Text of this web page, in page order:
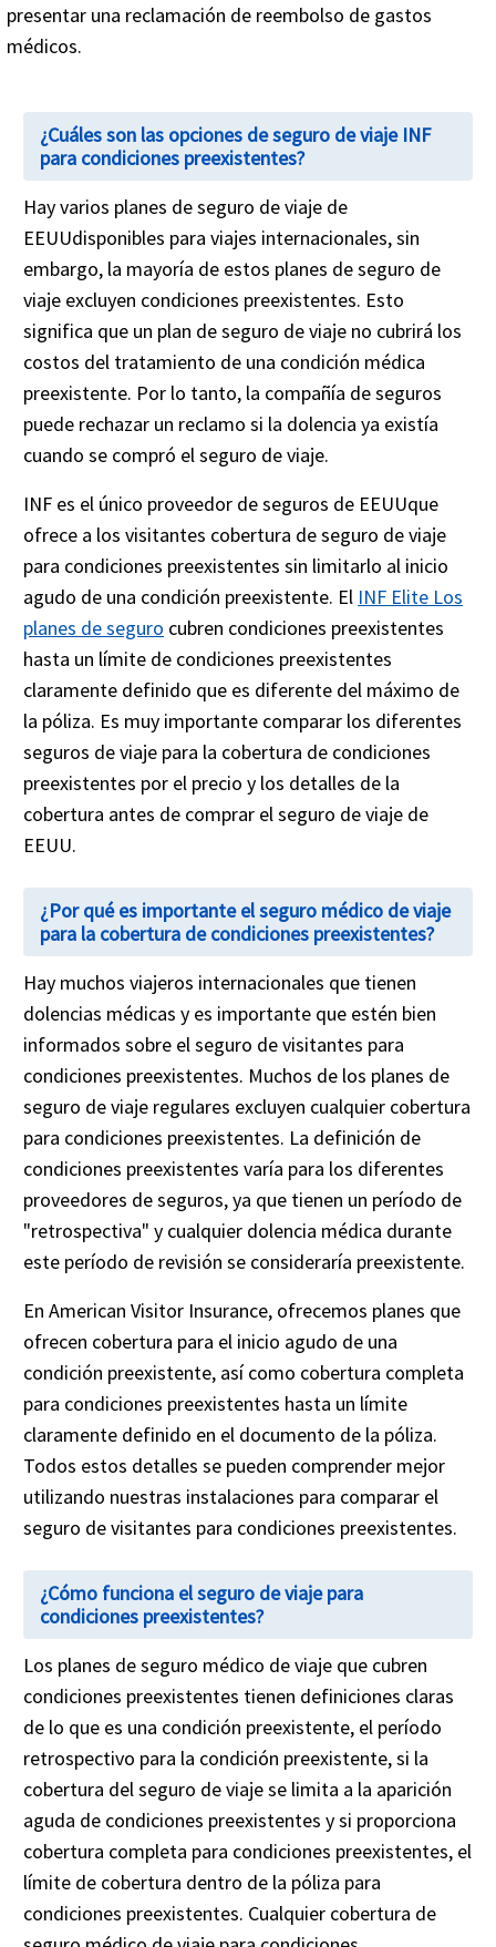
presentar una reclamación de reembolso de gastos
médicos.
¿Cuáles son las opciones de seguro de viaje INF
para condiciones preexistentes?
Hay varios planes de seguro de viaje de
EEUUdisponibles para viajes internacionales, sin
embargo, la mayoría de estos planes de seguro de
viaje excluyen condiciones preexistentes. Esto
significa que un plan de seguro de viaje no cubrirá los
costos del tratamiento de una condición médica
preexistente. Por lo tanto, la compañía de seguros
puede rechazar un reclamo si la dolencia ya existía
cuando se compró el seguro de viaje.
INF es el único proveedor de seguros de EEUUque
ofrece a los visitantes cobertura de seguro de viaje
para condiciones preexistentes sin limitarlo al inicio
agudo de una condición preexistente. El INF Elite Los
planes de seguro cubren condiciones preexistentes
hasta un límite de condiciones preexistentes
claramente definido que es diferente del máximo de
la póliza. Es muy importante comparar los diferentes
seguros de viaje para la cobertura de condiciones
preexistentes por el precio y los detalles de la
cobertura antes de comprar el seguro de viaje de
EEUU.
¿Por qué es importante el seguro médico de viaje
para la cobertura de condiciones preexistentes?
Hay muchos viajeros internacionales que tienen
dolencias médicas y es importante que estén bien
informados sobre el seguro de visitantes para
condiciones preexistentes. Muchos de los planes de
seguro de viaje regulares excluyen cualquier cobertura
para condiciones preexistentes. La definición de
condiciones preexistentes varía para los diferentes
proveedores de seguros, ya que tienen un período de
"retrospectiva" y cualquier dolencia médica durante
este período de revisión se consideraría preexistente.
En American Visitor Insurance, ofrecemos planes que
ofrecen cobertura para el inicio agudo de una
condición preexistente, así como cobertura completa
para condiciones preexistentes hasta un límite
claramente definido en el documento de la póliza.
Todos estos detalles se pueden comprender mejor
utilizando nuestras instalaciones para comparar el
seguro de visitantes para condiciones preexistentes.
¿Cómo funciona el seguro de viaje para
condiciones preexistentes?
Los planes de seguro médico de viaje que cubren
condiciones preexistentes tienen definiciones claras
de lo que es una condición preexistente, el período
retrospectivo para la condición preexistente, si la
cobertura del seguro de viaje se limita a la aparición
aguda de condiciones preexistentes y si proporciona
cobertura completa para condiciones preexistentes, el
límite de cobertura dentro de la póliza para
condiciones preexistentes. Cualquier cobertura de